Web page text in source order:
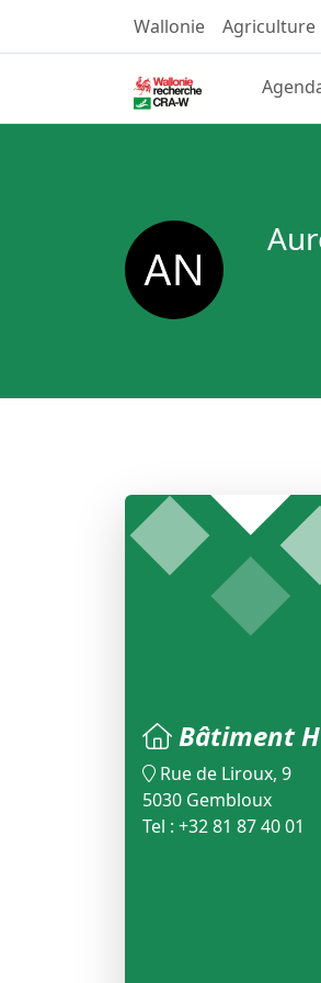
Wallonie Agriculture
Bâtiment
Rue de Liroux, 9
5030 Gembloux
Tel : +32 81 87 40 01